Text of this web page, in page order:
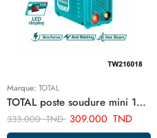
Marque: TOTAL
TOTAL poste soudure mini 160a TW216018
333.000TND 309.000 TND